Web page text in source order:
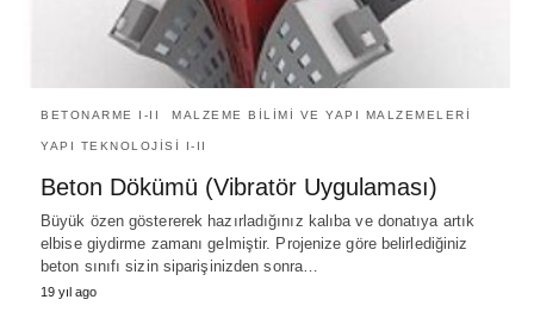
BETONARME I-II MALZEME BILIMI VE YAPI MALZEMELERI
YAPI TEKNOLOJISI I-II
Beton Dökümü (Vibratör Uygulaması)
Büyük özen göstererek hazırladığınız kalıba ve donatıya artık
elbise giydirme zamanı gelmiştir. Projenize göre belirlediğiniz
beton sınıfı sizin siparişinizden sonra…
19 yıl ago